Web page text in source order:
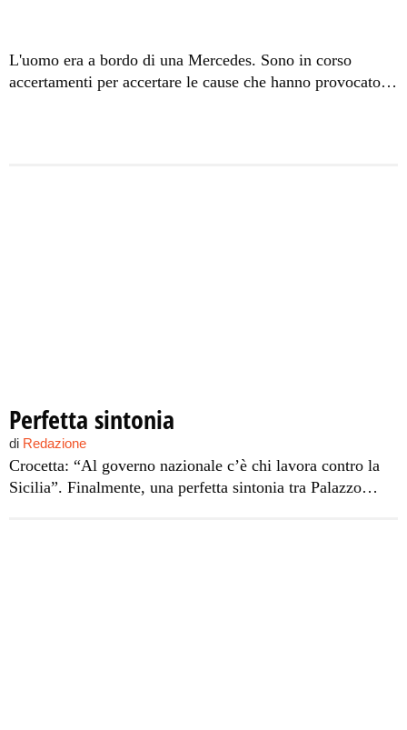
L'uomo era a bordo di una Mercedes. Sono in corso
accertamenti per accertare le cause che hanno provocato
Perfetta sintonia
di Redazione
Crocetta: “Al governo nazionale c’è chi lavora contro la
Sicilia”. Finalmente, una perfetta sintonia tra Palazzo